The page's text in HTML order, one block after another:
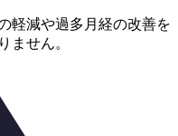
軽減や過多月経の改善を
ません。